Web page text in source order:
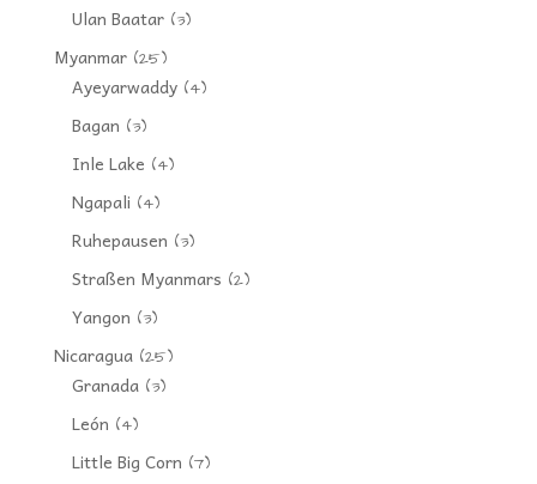
Ulan Baatar(3)
Myanmar(25)
Ayeyarwaddy(4)
Bagan (3)
Inle Lake (4)
Ngapali (4)
Ruhepausen (3)
Straßen Myanmars (2)
Yangon (3)
Nicaragua(25)
Granada(3)
León (4)
Little Big Corn (7)